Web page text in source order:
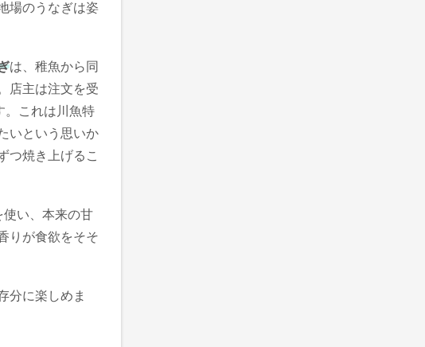
場のうなぎは姿
は、稚魚から同
店主は注文を受
。これは川魚特
いという思いか
つ焼き上げるこ
使い、本来の甘
りが食欲をそそ
分に楽しめま